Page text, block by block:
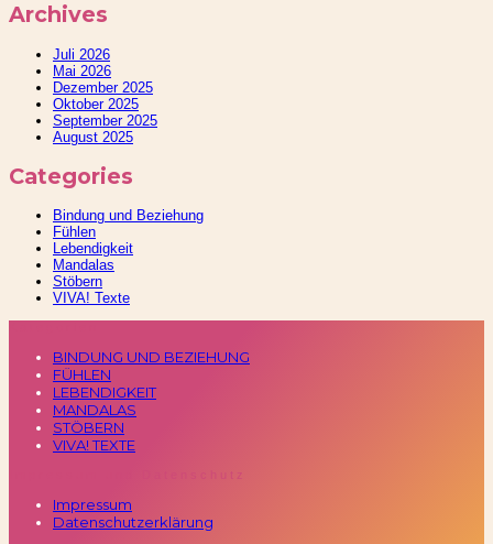
Archives
Juli 2026
Mai 2026
Dezember 2025
Oktober 2025
September 2025
August 2025
Categories
Bindung und Beziehung
Fühlen
Lebendigkeit
Mandalas
Stöbern
VIVA! Texte
BINDUNG UND BEZIEHUNG
FÜHLEN
LEBENDIGKEIT
MANDALAS
STÖBERN
VIVA! TEXTE
Impressum
Datenschutzerklärung